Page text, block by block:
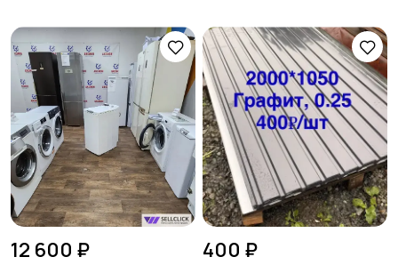
12 600 ₽ 400 ₽